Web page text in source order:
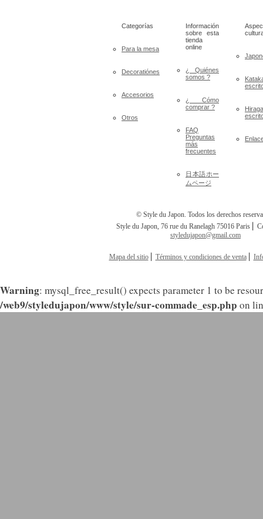
Pequeño furoshiki de algodón La Gran ola de Kanagawa
Pequeño furoshiki de algodón El Fuji rojo por Hokusai
Información
online
¿ Quiénes
somos ?
¿ Cómo
FAQ
日本語ホー
ムページ
styledujapon@gmail.com
Mapa del sitio⎢Términos y condiciones de venta⎢